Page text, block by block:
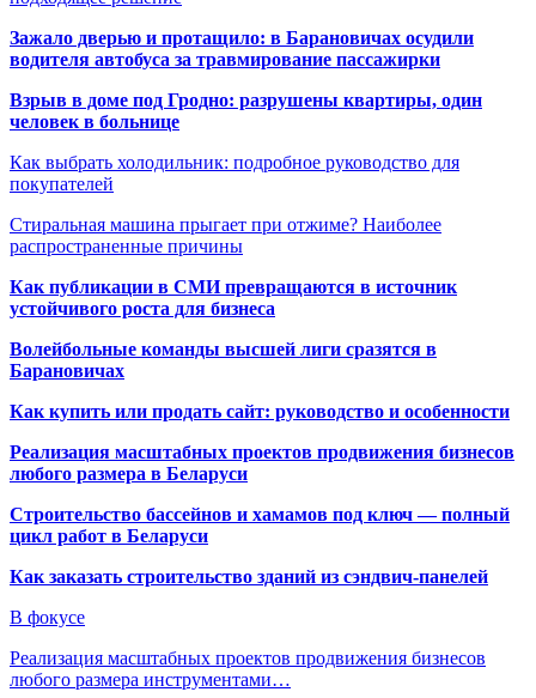
Зажало дверью и протащило: в Барановичах осудили
водителя автобуса за травмирование пассажирки
Взрыв в доме под Гродно: разрушены квартиры, один
человек в больнице
Как выбрать холодильник: подробное руководство для
покупателей
Стиральная машина прыгает при отжиме? Наиболее
распространенные причины
Как публикации в СМИ превращаются в источник
устойчивого роста для бизнеса
Волейбольные команды высшей лиги сразятся в
Барановичах
Как купить или продать сайт: руководство и особенности
Реализация масштабных проектов продвижения бизнесов
любого размера в Беларуси
Строительство бассейнов и хамамов под ключ — полный
цикл работ в Беларуси
Как заказать строительство зданий из сэндвич-панелей
В фокусе
Реализация масштабных проектов продвижения бизнесов
любого размера инструментами…